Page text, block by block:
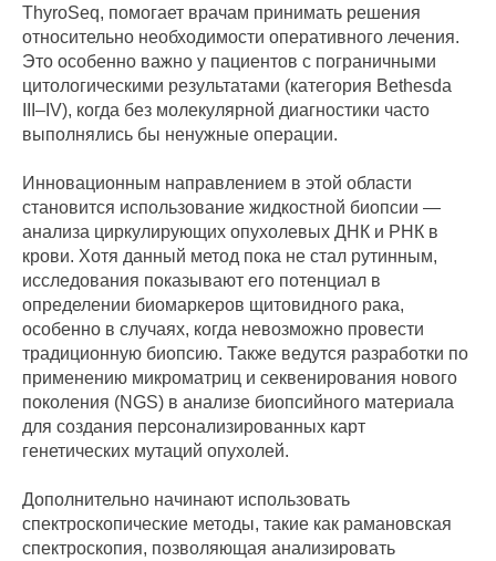
ThyroSeq, помогает врачам принимать решения
относительно необходимости оперативного лечения.
Это особенно важно у пациентов с пограничными
цитологическими результатами (категория Bethesda
III–IV), когда без молекулярной диагностики часто
выполнялись бы ненужные операции.
Инновационным направлением в этой области
становится использование жидкостной биопсии —
анализа циркулирующих опухолевых ДНК и РНК в
крови. Хотя данный метод пока не стал рутинным,
исследования показывают его потенциал в
определении биомаркеров щитовидного рака,
особенно в случаях, когда невозможно провести
традиционную биопсию. Также ведутся разработки по
применению микроматриц и секвенирования нового
поколения (NGS) в анализе биопсийного материала
для создания персонализированных карт
генетических мутаций опухолей.
Дополнительно начинают использовать
спектроскопические методы, такие как рамановская
спектроскопия, позволяющая анализировать